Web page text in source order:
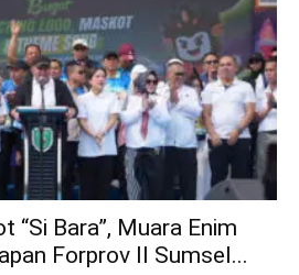
“Si Bara”, Muara Enim
Forprov II Sumsel...